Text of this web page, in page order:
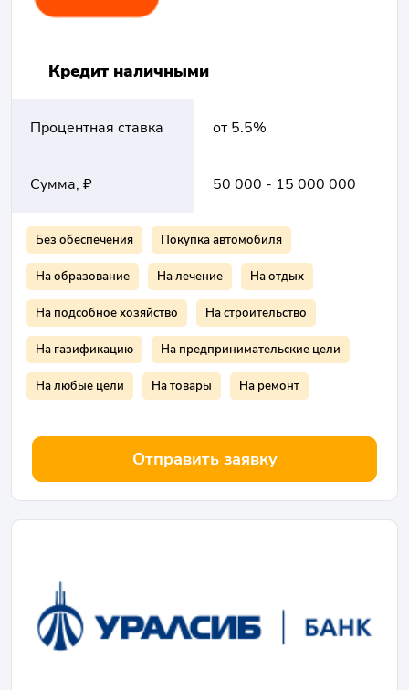
Кредит наличными
Процентная ставка от 5.5%
Сумма, ₽ 50 000 - 15 000 000
Без обеспечения Покупка автомобиля
На образование На лечение На отдых
На подсобное хозяйство На строительство
На газификацию На предпринимательские цели
На любые цели На товары На ремонт
Отправить заявку